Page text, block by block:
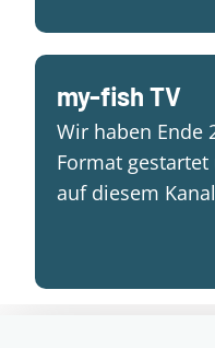
my-fish TV
Wir haben Ende
Format
auf diesem